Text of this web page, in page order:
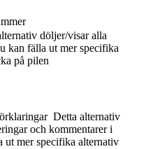
döljer/visar alla
kan fälla ut mer specifika
på pilen
Detta alternativ
och kommentarer i
ut mer specifika alternativ